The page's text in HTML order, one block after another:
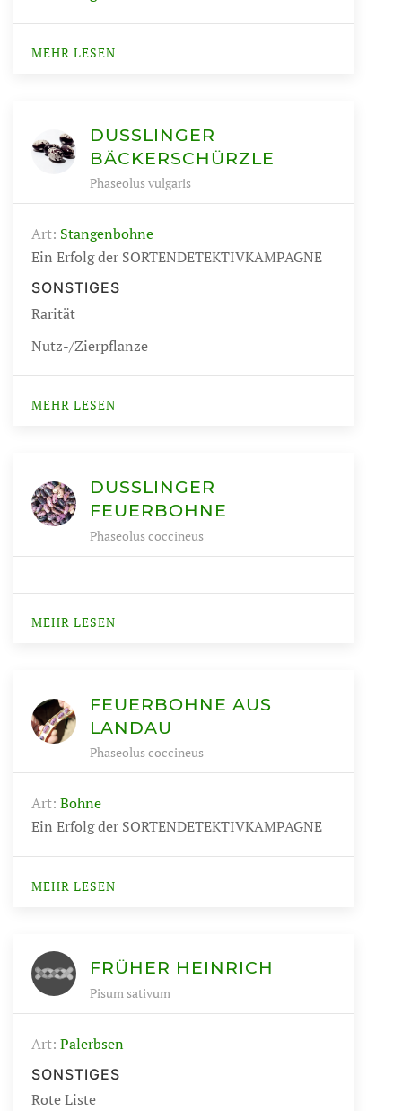
MEHR LESEN
DUSSLINGER B
ÄCKERSCHÜRZLE
Phaseolus vulgaris
Art: Stangenbohne
Ein Erfolg der SORTENDETEKTIVKAMPAGNE
SONSTIGES
Rarität
Nutz-/Zierpflanze
MEHR LESEN
DUSSLINGER F
EUERBOHNE
Phaseolus coccineus
MEHR LESEN
FEUERBOHNE AUS
LANDAU
Phaseolus coccineus
Art: Bohne
Ein Erfolg der SORTENDETEKTIVKAMPAGNE
MEHR LESEN
FRÜHER HEINRICH
Pisum sativum
Art: Palerbsen
SONSTIGES
Rote Liste